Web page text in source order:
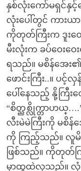
နှစ်လုံးကော်မရှင်နှ
လုံးပေါ်တွင် ကားယာ
ကိုတုတ်ကြီးက ဒူးထ
မီးလုံးက ခပ်ဝေးဝ
ရသည်။ မစိန်အေး၏
ဖောင်းကြီး..။ ပ
ပေါ်နေသည့် နို့ကြီး
“စိတ္ညစ္လိုက္တာဟယ္
လီးမဲမဲကြီးကို မစိန်
ကို ကြည့်သည်။ လူမိသွ
ဖြစ်သည်။ ကိုတုတ်က
မှာထူထဲလှသည်။ လုံး